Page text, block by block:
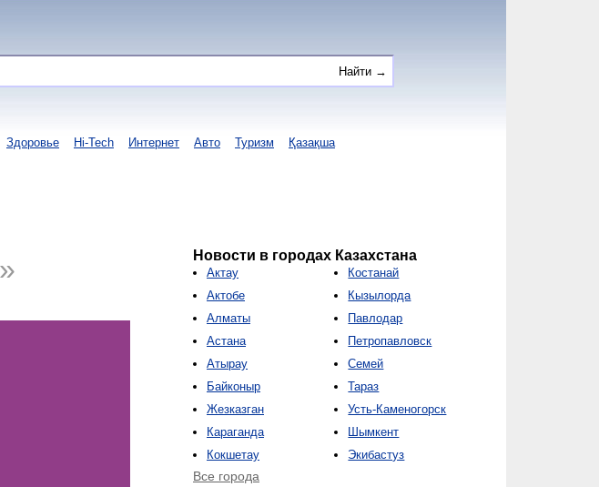
Здоровье Hi-Tech Интернет Авто Туризм Қазақша
Новости в городах Казахстана
Актау
Актобе
Алматы
Астана
Атырау
Байконыр
Жезказган
Караганда
Кокшетау
Костанай
Кызылорда
Павлодар
Петропавловск
Семей
Тараз
Усть-Каменогорск
Шымкент
Экибастуз
Все города